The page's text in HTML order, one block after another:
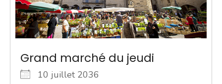
Grand marché du jeudi
10 juillet 2036